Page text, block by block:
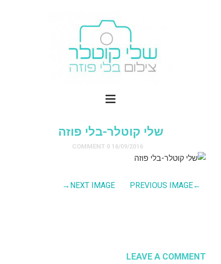
שלי קוטלר-בלי פוזה
16/09/2016
0 COMMENT
←
PREVIOUS IMAGE
NEXT IMAGE
→
LEAVE A COMMENT